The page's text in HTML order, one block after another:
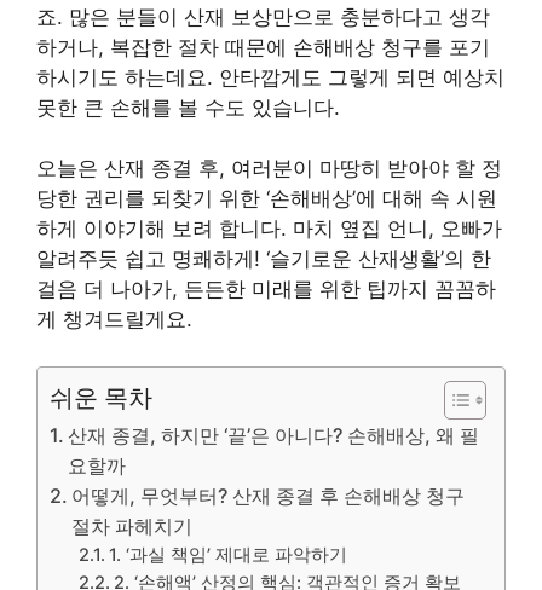
죠. 많은 분들이 산재 보상만으로 충분하다고 생각
하거나, 복잡한 절차 때문에 손해배상 청구를 포기
하시기도 하는데요. 안타깝게도 그렇게 되면 예상치
못한 큰 손해를 볼 수도 있습니다.
오늘은 산재 종결 후, 여러분이 마땅히 받아야 할 정
당한 권리를 되찾기 위한 ‘손해배상’에 대해 속 시원
하게 이야기해 보려 합니다. 마치 옆집 언니, 오빠가
알려주듯 쉽고 명쾌하게! ‘슬기로운 산재생활’의 한
걸음 더 나아가, 든든한 미래를 위한 팁까지 꼼꼼하
게 챙겨드릴게요.
쉬운 목차
산재 종결, 하지만 ‘끝’은 아니다? 손해배상, 왜 필
요할까
어떻게, 무엇부터? 산재 종결 후 손해배상 청구
절차 파헤치기
1. ‘과실 책임’ 제대로 파악하기
2. ‘손해액’ 산정의 핵심: 객관적인 증거 확보